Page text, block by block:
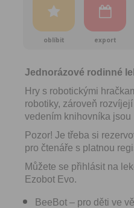
oblíbit export
Jednorázové rodinné
Hry s robotickými
robotiky, zároveň
vedením knihovníka
Pozor! Je třeba si
pro čtenáře s platnou
Můžete se přihlásit na
Ezobot Evo.
BeeBot – pro děti ve